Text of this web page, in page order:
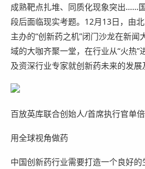
成熟靶点扎堆、同质化现象突出……
段后面临现实考题。12月13日，由
主办的“创新药之机”闭门沙龙在新
域的大咖齐聚一堂，在行业从“火热”
及资深行业专家就创新药未来的发展
百放英库联合创始人/首席执行官单倍
用全球视角做药
中国创新药行业需要打造一个良好